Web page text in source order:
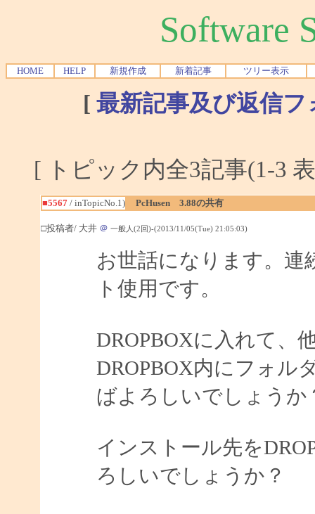
Software
HOME HELP 新規作成 新着記事 ツリー表示
[ 最新記事及び返信
[ トピック内全3記事(1-3
■5567/ inTopicNo.1) PcHusen 3.88の共有
□投稿者/ 大井 ＠ 一般人(2回)-(2013/11/05(Tue) 21:05:03)
お世話になります。
ト使用です。
DROPBOXに入れて、
DROPBOX内にフォル
ばよろしいでしょうか
インストール先を
ろしいでしょうか？